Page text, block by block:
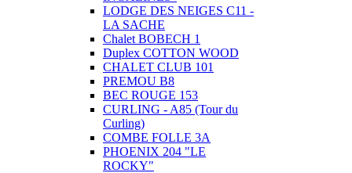
LODGE DES NEIGES C11 -
LA SACHE
Chalet BOBECH 1
Duplex COTTON WOOD
CHALET CLUB 101
PREMOU B8
BEC ROUGE 153
CURLING - A85 (Tour du
Curling)
COMBE FOLLE 3A
PHOENIX 204 "LE
ROCKY"